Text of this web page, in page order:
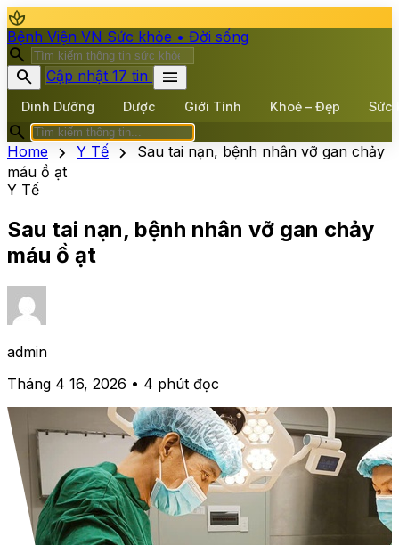
spa
Bệnh Viện VN Sức khỏe • Đời sống
search
search
Cập nhật 17 tin menu
Dinh Dưỡng Dược Giới Tính Khoẻ – Đẹp Sức
search
Home chevron_right Y Tế chevron_right
Sau tai nạn, bệnh nhân vỡ gan chảy
máu ồ ạt
Y Tế
Sau tai nạn, bệnh nhân vỡ gan chảy
máu ồ ạt
admin
Tháng 4 16, 2026 • 4 phút đọc